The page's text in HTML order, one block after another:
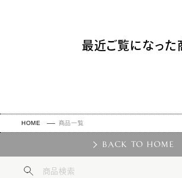
最近ご覧になった
HOME 商品一覧
BACK TO HOME